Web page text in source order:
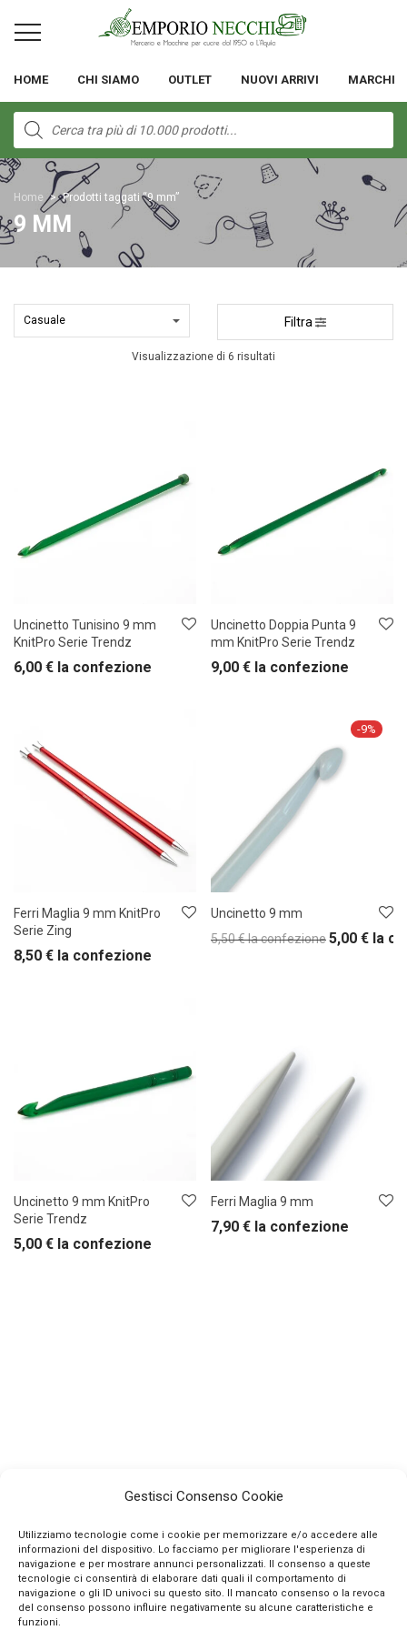
Gestisci Consenso Cookie
Utilizziamo tecnologie come i cookie per memorizzare e/o accedere alle
informazioni del dispositivo. Lo facciamo per migliorare l'esperienza di
navigazione e per mostrare annunci personalizzati. Il consenso a queste
tecnologie ci consentirà di elaborare dati quali il comportamento di
navigazione o gli ID univoci su questo sito. Il mancato consenso o la revoca
del consenso possono influire negativamente su alcune caratteristiche e
funzioni.
HOME CHI SIAMO OUTLET NUOVI ARRIVI MARCHI
Products
search
Home > Prodotti taggati “9 mm”
9 MM
Filtra
Visualizzazione di 6 risultati
Uncinetto Tunisino 9 mm
KnitPro Serie Trendz
6,00 € la confezione
Uncinetto Doppia Punta 9
mm KnitPro Serie Trendz
9,00 € la confezione
Ferri Maglia 9 mm KnitPro
Serie Zing
8,50 € la confezione
-9%
Uncinetto 9 mm
5,50€la confezione5,00 € la
Uncinetto 9 mm KnitPro
Serie Trendz
5,00 € la confezione
Ferri Maglia 9 mm
7,90 € la confezione
INFO